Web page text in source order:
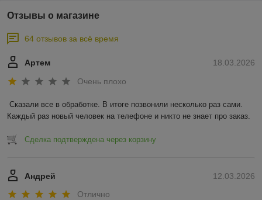
Отзывы о магазине
64 отзывов за всё время
18.03.2026
Артем
Очень плохо
Сказали все в обработке. В итоге позвонили несколько раз сами.
Каждый раз новый человек на телефоне и никто не знает про заказ.
Сделка подтверждена через корзину
12.03.2026
Андрей
Отлично